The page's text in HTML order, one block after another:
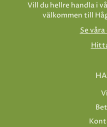
Vill du hellre handla i
välkommen till
Se